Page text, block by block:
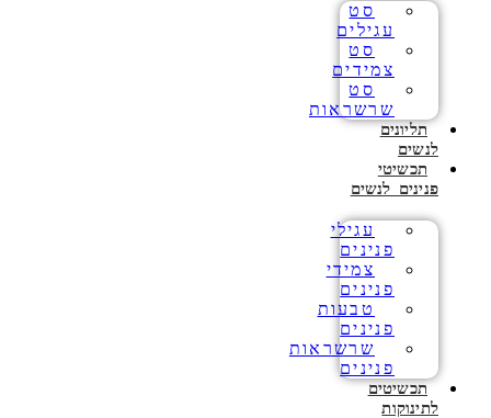
סט
עגילים
סט
צמידים
סט
שרשראות
תליונים
לנשים
תכשיטי
פנינים לנשים
עגילי
פנינים
צמידי
פנינים
טבעות
פנינים
שרשראות
פנינים
תכשיטים
לתינוקות